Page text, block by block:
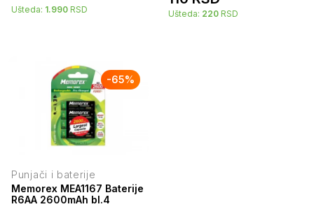
Ušteda: 1.990 RSD Ušteda: 220 RSD
-65%
Punjači i baterije
Memorex MEA1167 Baterije
R6AA 2600mAh bl.4